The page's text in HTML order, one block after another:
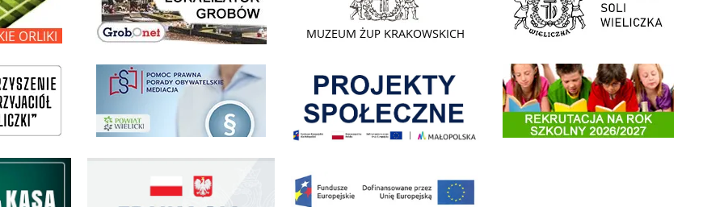
pomoc prawna wieliczka Informacja o terminach rekrutacji na rok szkolny 2026/
- Pożyczkowa
Zakup fabrycznie nowego, średniego samochodu ratowniczo-gaśniczego z napędem 4x4 dla OSP Kokotów